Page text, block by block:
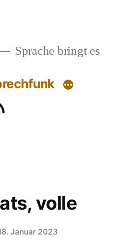
Sprache bringt es
volle
Januar 2023